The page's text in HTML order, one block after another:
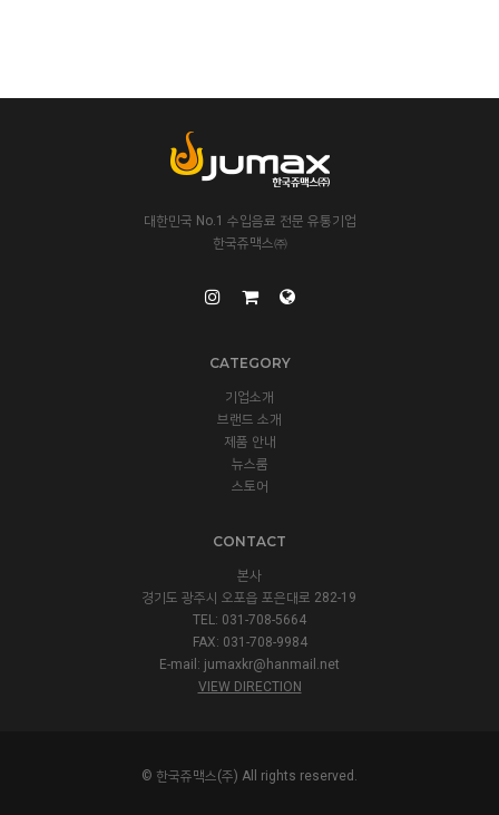
대한민국 No.1 수입음료 전문 유통기업
한국쥬맥스㈜
CATEGORY
기업소개
브랜드 소개
제품 안내
뉴스룸
스토어
CONTACT
본사
경기도 광주시 오포읍 포은대로 282-19
TEL: 031-708-5664
FAX: 031-708-9984
E-mail: jumaxkr@hanmail.net
VIEW DIRECTION
© 한국쥬맥스(주) All rights reserved.